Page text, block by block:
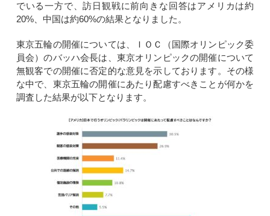
でいる一方で、訪日観戦に前向きな回答はアメリカは約
20%、中国は約60%の結果となりました。
東京五輪の開催については、ＩＯＣ（国際オリンピック委
員会）のバッハ会長は、東京オリンピックの開催について
無観客での開催に否定的な意見を示しております。その様
な中で、東京五輪の開催にあたり配慮すべきことが何かを
調査した結果が以下となります。